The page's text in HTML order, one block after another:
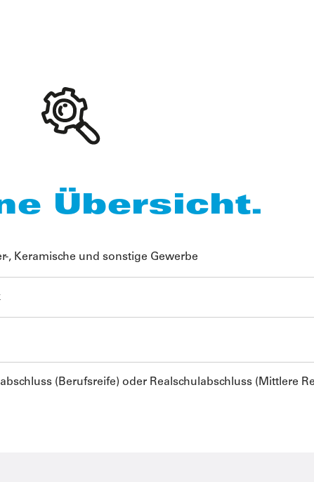
Übersicht.
, Keramische und sonstige Gewerbe
(Berufsreife) oder Realschulabschluss (Mittlere